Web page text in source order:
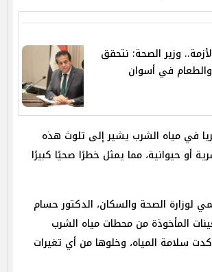
وزير الصحة: نتحقق
في أسوان
في مياه الشرب يشير إلى تلوث هذه
أو حيوانية، مما يمثل خطرًا صحيًا كبيرًا
لوزارة الصحة والسكان، الدكتور حسام
المأخوذة من محطات مياه الشرب
سلامة المياه، وخلوها من أي تغيرات